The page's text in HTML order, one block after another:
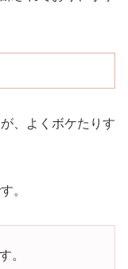
、よくボケたりす
。
。